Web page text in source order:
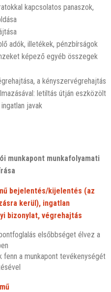
kapcsolatos panaszok,
adók, illetékek, pénzbírságok
képező egyéb összegek
a kényszervégrehajtás
letiltás útján eszközölt
javak
munkapont munkafolyamati
bejelentés/kijelentés (az
kerül), ingatlan
bizonylat, végrehajtás
elsőbbséget élvez a
fenn a munkapont tevékenységét